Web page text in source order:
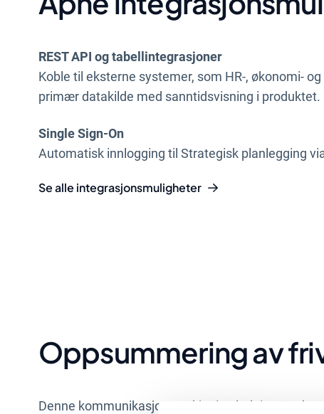
REST API og tabellintegrasjoner
Koble til eksterne systemer, som HR-, økonomi-
primær datakilde med sanntidsvisning i produktet.
Single Sign-On
Automatisk innlogging til Strategisk planlegging
Se alle integrasjonsmuligheter
Oppsummering av
Denne kommunikasjonen skjer i anledning